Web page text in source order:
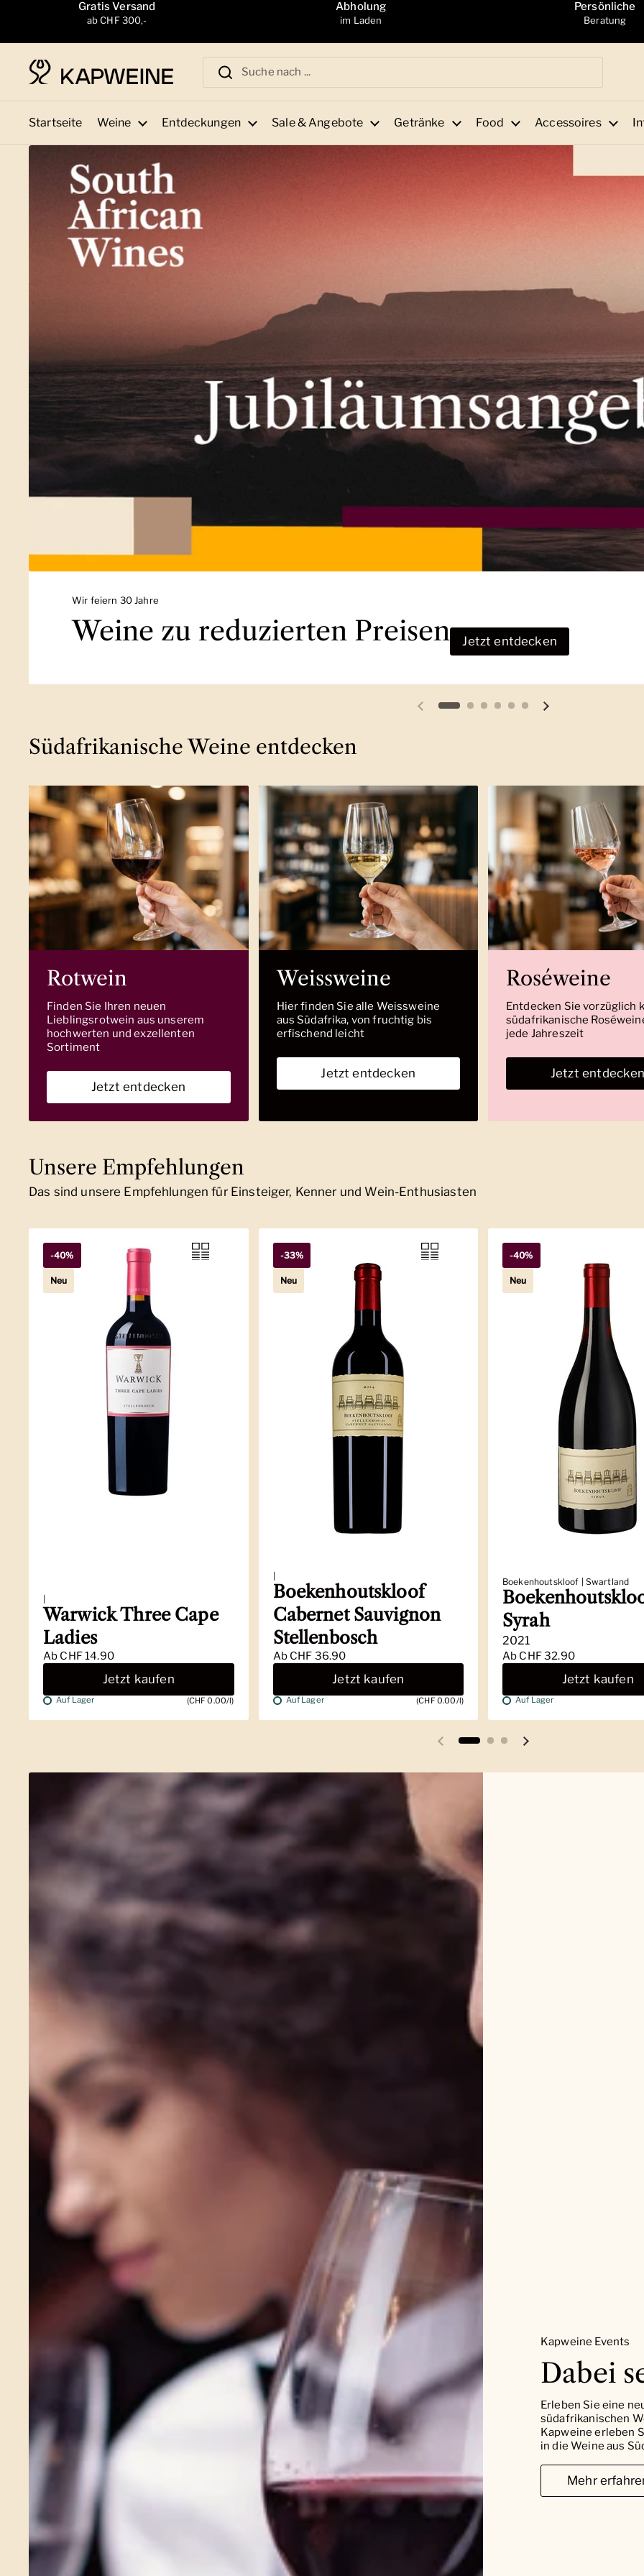
Zum Inhalt springenGratis Versand
ab CHF 300,-
Abholung
im Laden
Persönliche
Beratung
Startseite Weine Entdeckungen Sale & Angebote Getränke Food Accessoires
Wir feiern 30 Jahre
Weine zu reduzierten Preisen Jetzt entdecken
Vorherige Folie Nächste Folie
Südafrikanische Weine entdecken
Rotwein
Finden Sie Ihren neuen
Lieblingsrotwein aus unserem
hochwerten und exzellenten
Sortiment
Jetzt entdecken
Weissweine
Hier finden Sie alle Weissweine
aus Südafrika, von fruchtig bis
erfischend leicht
Jetzt entdecken
Roséweine
Entdecken Sie vorzüglich
südafrikanische
jede Jahreszeit
Jetzt
Unsere Empfehlungen
Das sind unsere Empfehlungen für Einsteiger, Kenner und Wein-Enthusiasten
|
Warwick Three Cape
Ladies
Ab CHF 14.90
Jetzt kaufen
Auf Lager (CHF 0.00/l)
-40%
Neu
|
Boekenhoutskloof
Cabernet Sauvignon
Stellenbosch
Ab CHF 36.90
Jetzt kaufen
Auf Lager (CHF 0.00/l)
-33%
Neu
Boekenhoutskloof | Swartland
Syrah
2021
Ab CHF 32.90
Jetzt kaufen
Auf Lager
-40%
Neu
Vorherige Folie Nächste Folie
Kapweine Events
Dabei
Erleben Sie eine
südafrikanischen
Kapweine erleben
in die Weine aus
Mehr